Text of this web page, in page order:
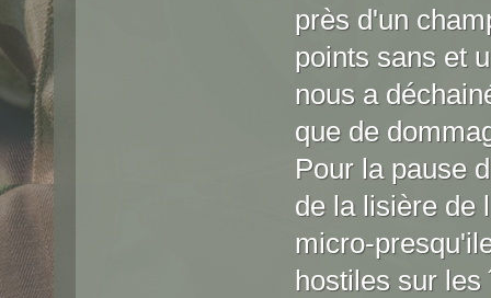
près d'un
points sans et
nous a
que de
Pour la pause
de la lisière de
micro-
hostiles sur les